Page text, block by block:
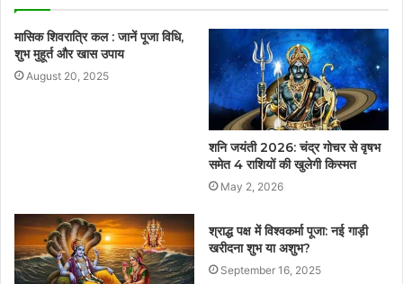
मासिक शिवरात्रि कल : जानें पूजा विधि,
शुभ मुहूर्त और खास उपाय
August 20, 2025
शनि जयंती 2026: चंद्र गोचर से वृषभ
समेत 4 राशियों की खुलेगी किस्मत
May 2, 2026
श्राद्ध पक्ष में विश्वकर्मा पूजा: नई गाड़ी
खरीदना शुभ या अशुभ?
September 16, 2025